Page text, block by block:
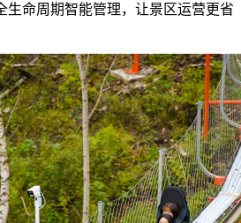
生命周期智能管理，让景区运营更省